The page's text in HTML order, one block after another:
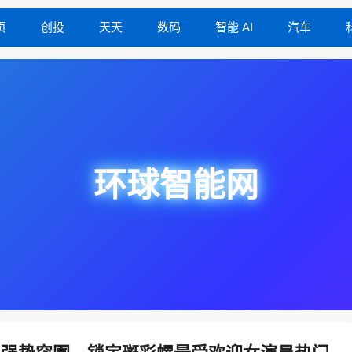
创投 天天 数码 智能 AI 汽车
环球智能网